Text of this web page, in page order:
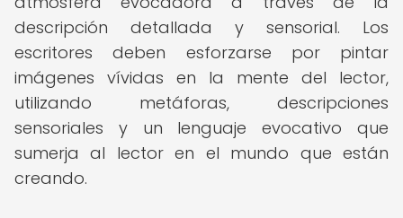
descripción detallada y sensorial. Los
escritores deben esforzarse por pintar
imágenes vívidas en la mente del lector,
utilizando metáforas, descripciones
sensoriales y un lenguaje evocativo que
sumerja al lector en el mundo que están
creando.